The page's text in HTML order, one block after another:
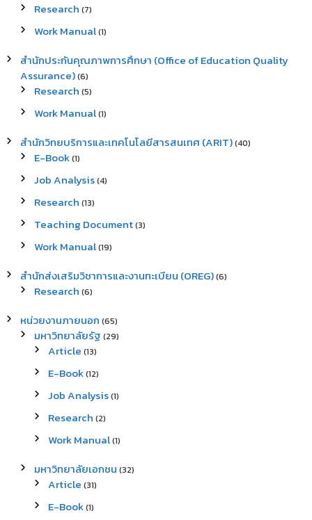
Research (7)
Work Manual(1)
สำนักประกันคุณภาพการศึกษา (Office of Education Quality
Assurance)(6)
Research (5)
Work Manual(1)
สำนักวิทยบริการและเทคโนโลยีสารสนเทศ (ARIT)(40)
E-Book(1)
Job Analysis(4)
Research (13)
Teaching Document(3)
Work Manual(19)
สำนักส่งเสริมวิชาการและงานทะเบียน (OREG)(6)
Research (6)
หน่วยงานภายนอก (65)
มหาวิทยาลัยรัฐ (29)
Article (13)
E-Book(12)
Job Analysis(1)
Research (2)
Work Manual(1)
มหาวิทยาลัยเอกชน (32)
Article (31)
E-Book(1)